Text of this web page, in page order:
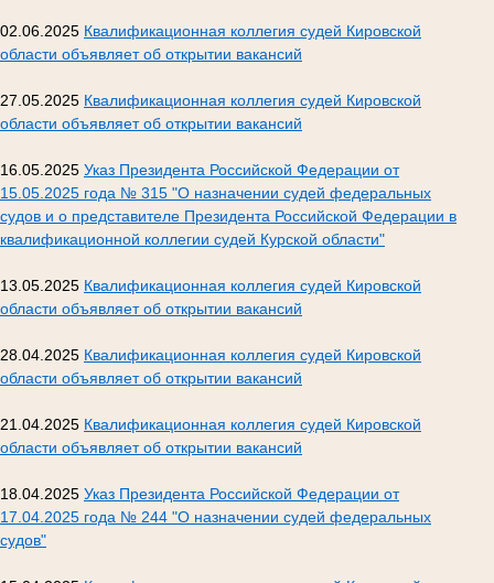
02.06.2025 Квалификационная коллегия судей Кировской
области объявляет об открытии вакансий
27.05.2025 Квалификационная коллегия судей Кировской
области объявляет об открытии вакансий
16.05.2025 Указ Президента Российской Федерации от
15.05.2025 года № 315 "О назначении судей федеральных
судов и о представителе Президента Российской Федерации в
квалификационной коллегии судей Курской области"
13.05.2025 Квалификационная коллегия судей Кировской
области объявляет об открытии вакансий
28.04.2025 Квалификационная коллегия судей Кировской
области объявляет об открытии вакансий
21.04.2025 Квалификационная коллегия судей Кировской
области объявляет об открытии вакансий
18.04.2025 Указ Президента Российской Федерации от
17.04.2025 года № 244 "О назначении судей федеральных
судов"